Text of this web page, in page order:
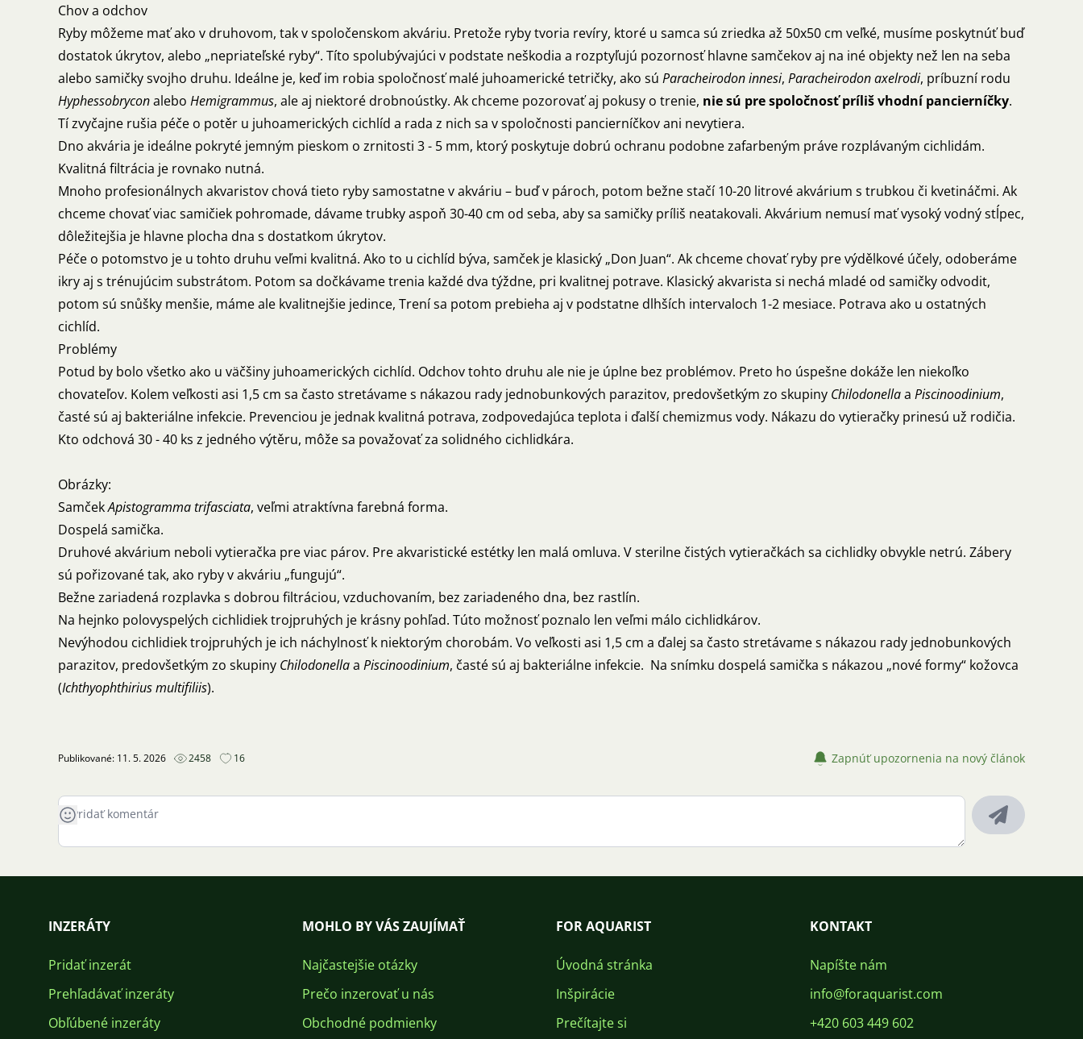
Chov a odchov
Ryby môžeme mať ako v druhovom, tak v spoločenskom akváriu. Pretože ryby tvoria revíry, ktoré u samca sú zriedka až 50x50 cm veľké, musíme poskytnúť buď
dostatok úkrytov, alebo „nepriateľské ryby“. Títo spolubývajúci v podstate neškodia a rozptyľujú pozornosť hlavne samčekov aj na iné objekty než len na seba
alebo samičky svojho druhu. Ideálne je, keď im robia spoločnosť malé juhoamerické tetričky, ako sú Paracheirodon innesi, Paracheirodonaxelrodi, príbuzní rodu
Hyphessobryconalebo Hemigrammus, ale aj niektoré drobnoústky. Ak chceme pozorovať aj pokusy o trenie, nie sú pre spoločnosť príliš vhodní pancierníčky.
Tí zvyčajne rušia péče o potěr u juhoamerických cichlíd a rada z nich sa v spoločnosti pancierníčkov ani nevytiera.
Dno akvária je ideálne pokryté jemným pieskom o zrnitosti 3 - 5 mm, ktorý poskytuje dobrú ochranu podobne zafarbeným práve rozplávaným cichlidám.
Kvalitná filtrácia je rovnako nutná.
Mnoho profesionálnych akvaristov chová tieto ryby samostatne v akváriu – buď v pároch, potom bežne stačí 10-20 litrové akvárium s trubkou či kvetináčmi. Ak
chceme chovať viac samičiek pohromade, dávame trubky aspoň 30-40 cm od seba, aby sa samičky príliš neatakovali. Akvárium nemusí mať vysoký vodný stĺpec,
dôležitejšia je hlavne plocha dna s dostatkom úkrytov.
Péče o potomstvo je u tohto druhu veľmi kvalitná. Ako to u cichlíd býva, samček je klasický „Don Juan“. Ak chceme chovať ryby pre výdělkové účely, odoberáme
ikry aj s trénujúcim substrátom. Potom sa dočkávame trenia každé dva týždne, pri kvalitnej potrave. Klasický akvarista si nechá mladé od samičky odvodit,
potom sú snůšky menšie, máme ale kvalitnejšie jedince, Trení sa potom prebieha aj v podstatne dlhších intervaloch 1-2 mesiace. Potrava ako u ostatných
cichlíd.
Problémy
Potud by bolo všetko ako u väčšiny juhoamerických cichlíd. Odchov tohto druhu ale nie je úplne bez problémov. Preto ho úspešne dokáže len niekoľko
chovateľov. Kolem veľkosti asi 1,5 cm sa často stretávame s nákazou rady jednobunkových parazitov, predovšetkým zo skupiny Chilodonellaa Piscinoodinium,
časté sú aj bakteriálne infekcie. Prevenciou je jednak kvalitná potrava, zodpovedajúca teplota i ďalší chemizmus vody. Nákazu do vytieračky prinesú už rodičia.
Kto odchová 30 - 40 ks z jedného výtěru, môže sa považovať za solidného cichlidkára.
Obrázky:
SamčekApistogramma trifasciata, veľmi atraktívna farebná forma.
Dospelá samička.
Druhové akvárium neboli vytieračka pre viac párov. Pre akvaristické estétky len malá omluva. V sterilne čistých vytieračkách sa cichlidky obvykle netrú. Zábery
sú pořizované tak, ako ryby v akváriu „fungujú“.
Bežne zariadená rozplavka s dobrou filtráciou, vzduchovaním, bez zariadeného dna, bez rastlín.
Na hejnko polovyspelých cichlidiek trojpruhých je krásny pohľad. Túto možnosť poznalo len veľmi málo cichlidkárov.
Nevýhodou cichlidiek trojpruhých je ich náchylnosť k niektorým chorobám. Vo veľkosti asi 1,5 cm a ďalej sa často stretávame s nákazou rady jednobunkových
parazitov, predovšetkým zo skupiny Chilodonellaa Piscinoodinium, časté sú aj bakteriálne infekcie. Na snímku dospelá samička s nákazou „nové formy“ kožovca
(Ichthyophthirius multifiliis).
Publikované: 11. 5. 2026 2458 16 Zapnúť upozornenia na nový článok
INZERÁTY
Pridať inzerát
Prehľadávať inzeráty
Obľúbené inzeráty
MOHLO BY VÁS ZAUJÍMAŤ
Najčastejšie otázky
Prečo inzerovať u nás
Obchodné podmienky
FOR AQUARIST
Úvodná stránka
Inšpirácie
Prečítajte si
KONTAKT
Napíšte nám
info@foraquarist.com
+420 603 449 602